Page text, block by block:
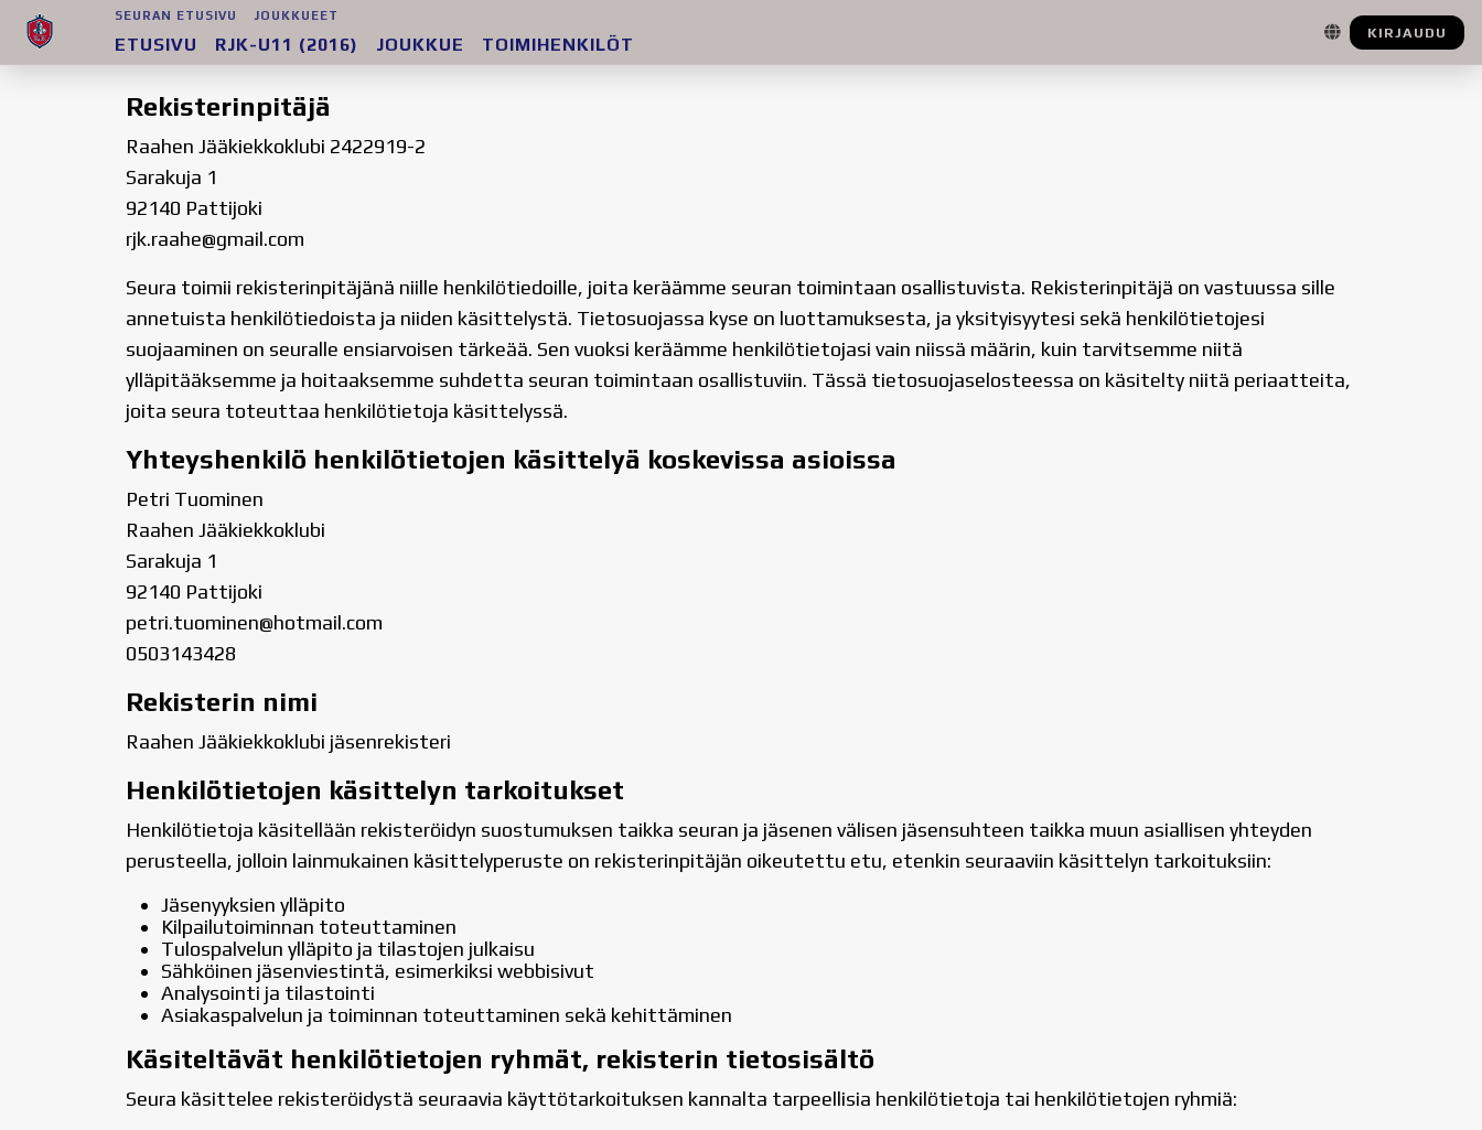
SEURAN ETUSIVU JOUKKUEET
ETUSIVU RJK-U11 (2016) JOUKKUE TOIMIHENKILÖT
KIRJAUDU
Rekisterinpitäjä
Raahen Jääkiekkoklubi 2422919-2
Sarakuja 1
92140 Pattijoki
rjk.raahe@gmail.com
Seura toimii rekisterinpitäjänä niille henkilötiedoille, joita keräämme seuran toimintaan osallistuvista. Rekisterinpitäjä on vastuussa sille
annetuista henkilötiedoista ja niiden käsittelystä. Tietosuojassa kyse on luottamuksesta, ja yksityisyytesi sekä henkilötietojesi
suojaaminen on seuralle ensiarvoisen tärkeää. Sen vuoksi keräämme henkilötietojasi vain niissä määrin, kuin tarvitsemme niitä
ylläpitääksemme ja hoitaaksemme suhdetta seuran toimintaan osallistuviin. Tässä tietosuojaselosteessa on käsitelty niitä periaatteita,
joita seura toteuttaa henkilötietoja käsittelyssä.
Yhteyshenkilö henkilötietojen käsittelyä koskevissa asioissa
Petri Tuominen
Raahen Jääkiekkoklubi
Sarakuja 1
92140 Pattijoki
petri.tuominen@hotmail.com
0503143428
Rekisterin nimi
Raahen Jääkiekkoklubi jäsenrekisteri
Henkilötietojen käsittelyn tarkoitukset
Henkilötietoja käsitellään rekisteröidyn suostumuksen taikka seuran ja jäsenen välisen jäsensuhteen taikka muun asiallisen yhteyden
perusteella, jolloin lainmukainen käsittelyperuste on rekisterinpitäjän oikeutettu etu, etenkin seuraaviin käsittelyn tarkoituksiin:
Jäsenyyksien ylläpito
Kilpailutoiminnan toteuttaminen
Tulospalvelun ylläpito ja tilastojen julkaisu
Sähköinen jäsenviestintä, esimerkiksi webbisivut
Analysointi ja tilastointi
Asiakaspalvelun ja toiminnan toteuttaminen sekä kehittäminen
Käsiteltävät henkilötietojen ryhmät, rekisterin tietosisältö
Seura käsittelee rekisteröidystä seuraavia käyttötarkoituksen kannalta tarpeellisia henkilötietoja tai henkilötietojen ryhmiä: